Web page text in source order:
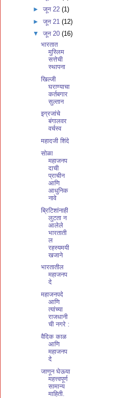
►जून 22(1)
►जून 21(12)
▼जून 20(16)
भारतात
मुस्लिम
सत्तेची
स्थापना
खिल्जी
घराण्याचा
कर्तबगार
सुल्तान
इग्रजांचे
बंगालवर
वर्चस्व
महादजी शिंदे
सोळा
महाजनप
दाची
प्राचीन
आणि
आधुनिक
नावे
ब्रिटिशांनाही
लुटता न
आलेले
भारताती
ल
रहस्यमयी
खजाने
भारतातील
महाजनप
दे
महाजनपदे
आणि
त्यांच्या
राजधानी
ची नगरे :
वैदिक काळ
आणि
महाजनप
दे
जाणून घेऊया
महत्त्वपूर्ण
सामान्य
माहिती.